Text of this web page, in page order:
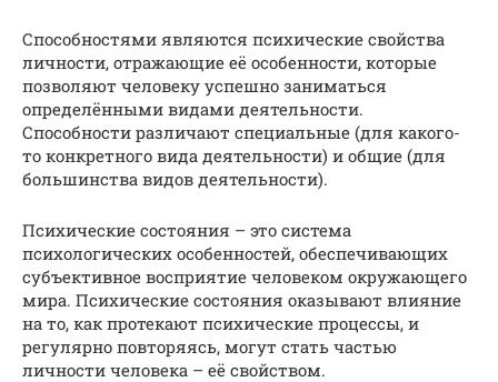
Способностями являются психические свойства
личности, отражающие её особенности, которые
позволяют человеку успешно заниматься
определёнными видами деятельности.
Способности различают специальные (для какого-
то конкретного вида деятельности) и общие (для
большинства видов деятельности).
Психические состояния – это система
психологических особенностей, обеспечивающих
субъективное восприятие человеком окружающего
мира. Психические состояния оказывают влияние
на то, как протекают психические процессы, и
регулярно повторяясь, могут стать частью
личности человека – её свойством.